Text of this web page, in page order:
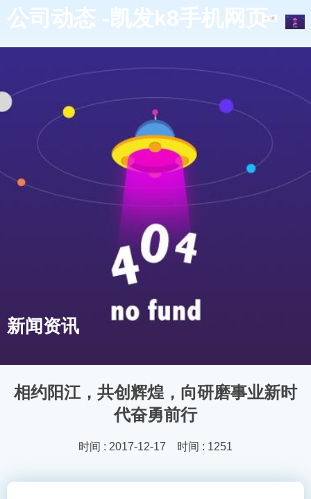
公司动态 -凯发k8手机网页
新闻资讯
相约阳江，共创辉煌，向研磨事业新时
代奋勇前行
时间 : 2017-12-17 时间 : 1251